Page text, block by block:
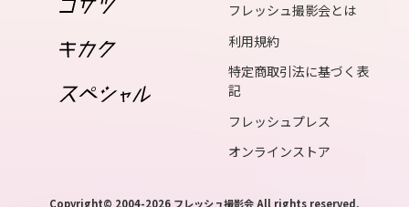
19
fri
20
sat
22
フレッシュ撮影会とは
利用規約
特定商取引法に基づく表
記
フレッシュプレス
オンラインストア
Copyright© 2004-2026 フレッシュ撮影会 All rights reserved.